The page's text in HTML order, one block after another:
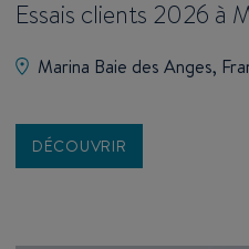
Essais clients 2026 à
Marina Baie des Anges,
DÉCOUVRIR